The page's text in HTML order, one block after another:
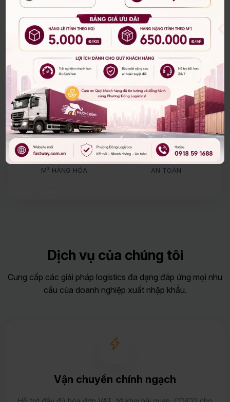
Bảo hiểm 100% AI Optimized
3,500+
KHÁCH HÀNG
100k+
ĐƠN HÀNG
350k
M³ HÀNG HÓA
99%
AN TOÀN
Dịch vụ của chúng tôi
Cung cấp các giải pháp logistics đa dạng đáp ứng mọi nhu
cầu của doanh nghiệp xuất nhập khẩu.
Vận chuyển chính ngạch